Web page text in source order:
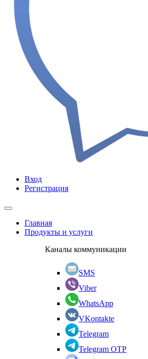
Вход
Регистрация
Главная
Продукты и услуги
Каналы коммуникации
SMS
Viber
WhatsApp
VKontakte
Telegram
Telegram OTP